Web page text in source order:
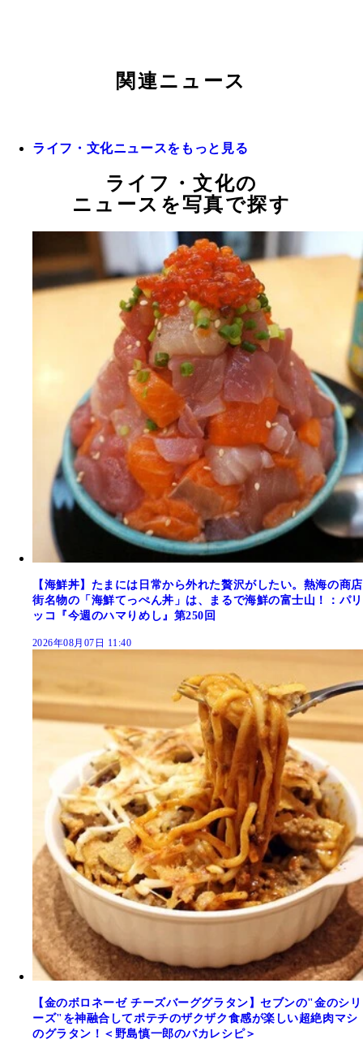
関連ニュース
ライフ・文化ニュースをもっと見る
ライフ・文化の
ニュースを写真で探す
【海鮮丼】たまには日常から外れた贅沢がしたい。熱海の商店
街名物の「海鮮てっぺん丼」は、まるで海鮮の富士山！：パリ
ッコ『今週のハマりめし』第250回
2026年08月07日 11:40
【金のボロネーゼ チーズバーググラタン】セブンの"金のシリ
ーズ"を神融合してポテチのザクザク食感が楽しい超絶肉マシ
のグラタン！＜野島慎一郎のバカレシピ＞